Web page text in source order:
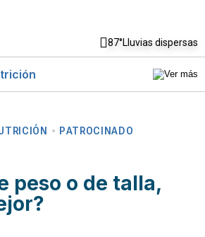
87°Lluvias dispersas
PATROCINADO
peso o de talla,